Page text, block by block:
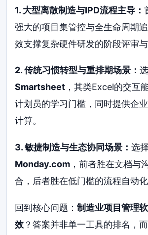
1. 大型离散制造与IPD流程主导：
强大的项目集管控与全生命周期
效支撑复杂硬件研发的阶段评审与
2. 传统习惯转型与重排期场景：
Smartsheet ，其类Excel的交互
计划员的学习门槛，同时提供企
计算。
3. 敏捷制造与生态协同场景：选
Monday.com ，前者胜在文档与
合，后者胜在低门槛的流程自动化
回到核心问题：制造业项目管理
效 ？答案并非单一工具的排名，